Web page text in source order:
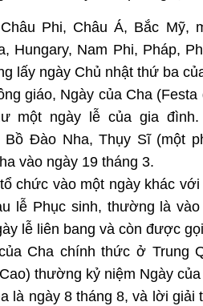
Phi, Châu Á, Bắc Mỹ,
Hungary, Nam Phi, Pháp,
lấy ngày Chủ nhật thứ ba
giáo, Ngày của Cha
một ngày lễ của gia
Bồ Đào Nha, Thụy Sĩ (một
vào ngày 19 tháng 3.
chức vào một ngày khác
lễ Phục sinh, thường là
lễ liên bang và còn được
Cha chính thức ở Trung
thường kỷ niệm Ngày
là ngày 8 tháng 8, và lời